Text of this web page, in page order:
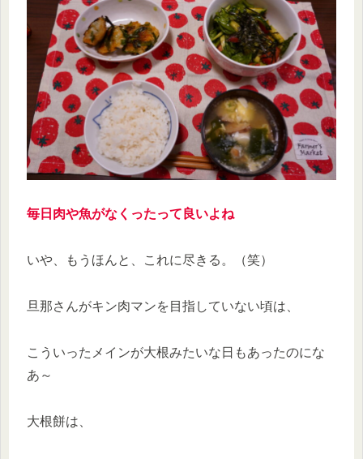
毎日肉や魚がなくったって良いよね
いや、もうほんと、これに尽きる。（笑）
旦那さんがキン肉マンを目指していない頃は、
こういったメインが大根みたいな日もあったのにな
あ～
大根餅は、